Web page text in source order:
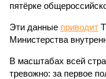
пятёрке
Эти данные приводит
Министерства
В масштабах всей
тревожно: за первое